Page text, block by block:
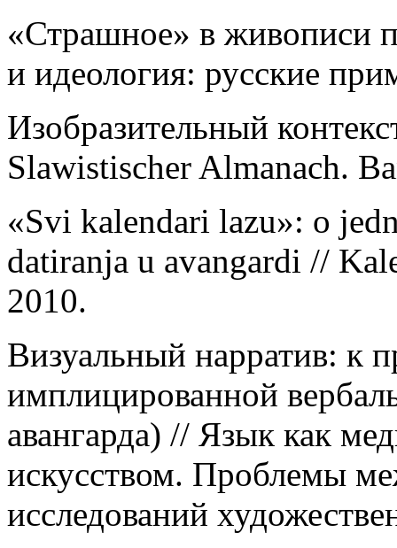
«Страшное» в живописи
и идеология: русские
Изобразительный
Slawistischer Almanach.
«Svi kalendari lazu»: o
datiranja u avangardi //
2010.
Визуальный нарратив: к
имплицированной
авангарда) // Язык как
искусством. Проблемы
исследований